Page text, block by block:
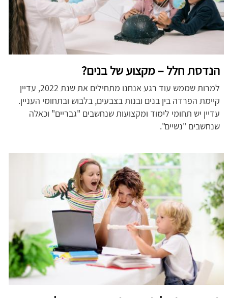
הנדסת חלל – מקצוע של בנים?
למרות שממש עוד רגע אנחנו מתחילים את שנת 2022, עדיין
קיימת הפרדה בין בנים ובנות בצבעים, בלבוש ובתחומי העניין.
עדיין יש תחומי לימוד ומקצועות שנחשבים "גבריים" וכאלה
שנחשבים "נשיים".